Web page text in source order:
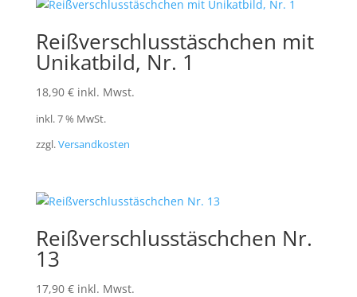
Reißverschlusstäschchen mit
Unikatbild, Nr. 1
18,90 € inkl. Mwst.
inkl. 7 % MwSt.
zzgl.Versandkosten
Reißverschlusstäschchen Nr.
13
17,90 € inkl. Mwst.